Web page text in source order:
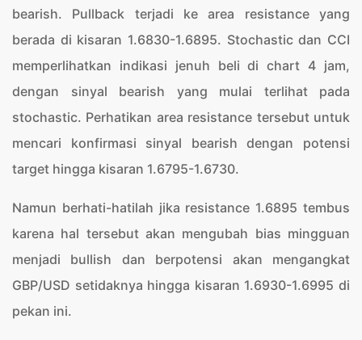
bearish. Pullback terjadi ke area resistance yang
berada di kisaran 1.6830-1.6895. Stochastic dan CCI
memperlihatkan indikasi jenuh beli di chart 4 jam,
dengan sinyal bearish yang mulai terlihat pada
stochastic. Perhatikan area resistance tersebut untuk
mencari konfirmasi sinyal bearish dengan potensi
target hingga kisaran 1.6795-1.6730.
Namun berhati-hatilah jika resistance 1.6895 tembus
karena hal tersebut akan mengubah bias mingguan
menjadi bullish dan berpotensi akan mengangkat
GBP/USD setidaknya hingga kisaran 1.6930-1.6995 di
pekan ini.